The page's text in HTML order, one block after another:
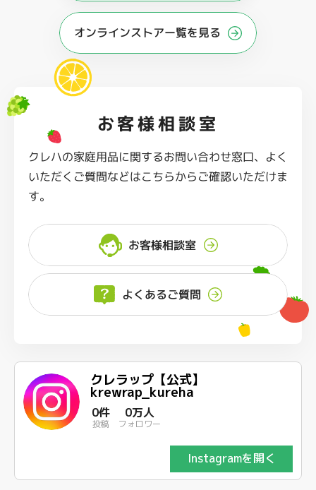
オンラインストアー覧を見る
お客様相談室
クレハの家庭用品に関するお問い合わせ窓口、よく
いただくご質問などはこちらからご確認いただけま
す。
お客様相談室
よくあるご質問
クレラップ【公式】
krewrap_kureha
0件
投稿
0万人
フォロワー
Instagramを開く